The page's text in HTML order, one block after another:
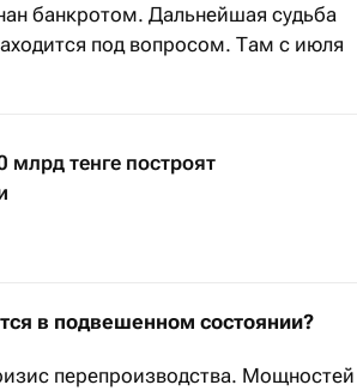
банкротом. Дальнейшая судьба
под вопросом. Там с июля
тенге построят
в подвешенном состоянии?
перепроизводства. Мощностей